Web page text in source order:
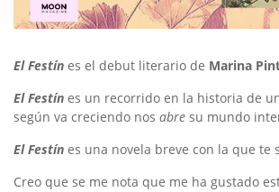
El Festín es el debut literario de Marina
El Festín es un recorrido en la historia de
según va creciendo nos abre su mundo
El Festín es una novela breve con la que te
Creo que se me nota que me ha gustado